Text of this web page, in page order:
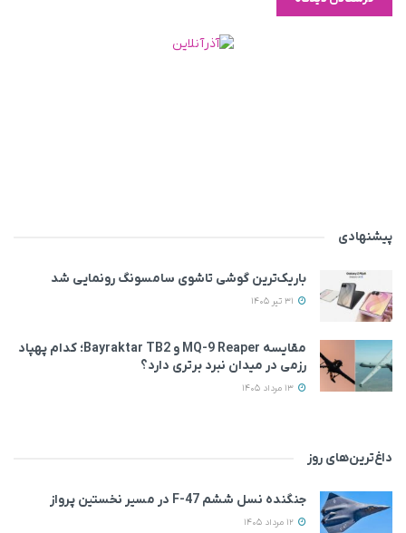
پیشنهادی
باریک‌ترین گوشی تاشوی سامسونگ رونمایی شد
مقایسه MQ-9 Reaper و Bayraktar TB2؛ کدام پهپاد
رزمی در میدان نبرد برتری دارد؟
داغ‌ترین‌های روز
جنگنده نسل ششم F-47 در مسیر نخستین پرواز